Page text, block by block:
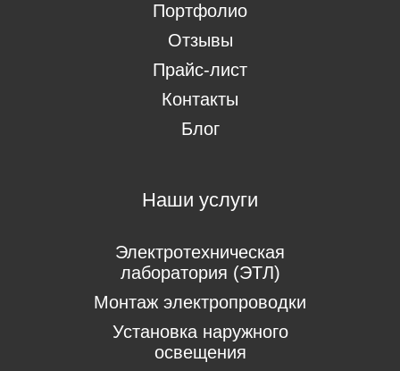
Портфолио
Отзывы
Прайс-лист
Контакты
Блог
Наши услуги
Электротехническая
лаборатория (ЭТЛ)
Монтаж электропроводки
Установка наружного
освещения